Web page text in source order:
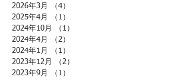
2026年3月 （4）
2025年4月
（1）
2024年10月
（1）
2024年4月
（2）
2024年1月
（1）
2023年12月
（2）
2023年9月
（1）